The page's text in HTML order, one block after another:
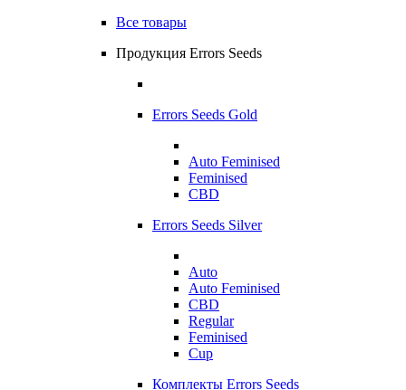
Все товары
Продукция Errors Seeds
Errors Seeds Gold
Auto Feminised
Feminised
CBD
Errors Seeds Silver
Auto
Auto Feminised
CBD
Regular
Feminised
Cup
Комплекты Errors Seeds